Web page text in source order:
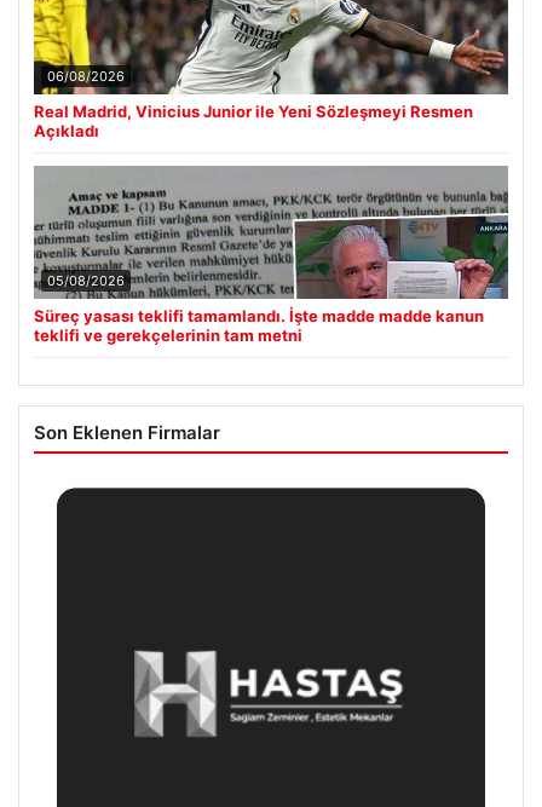
06/08/2026
Real Madrid, Vinicius Junior ile Yeni Sözleşmeyi Resmen
Açıkladı
05/08/2026
Süreç yasası teklifi tamamlandı. İşte madde madde kanun
teklifi ve gerekçelerinin tam metni
Son Eklenen Firmalar